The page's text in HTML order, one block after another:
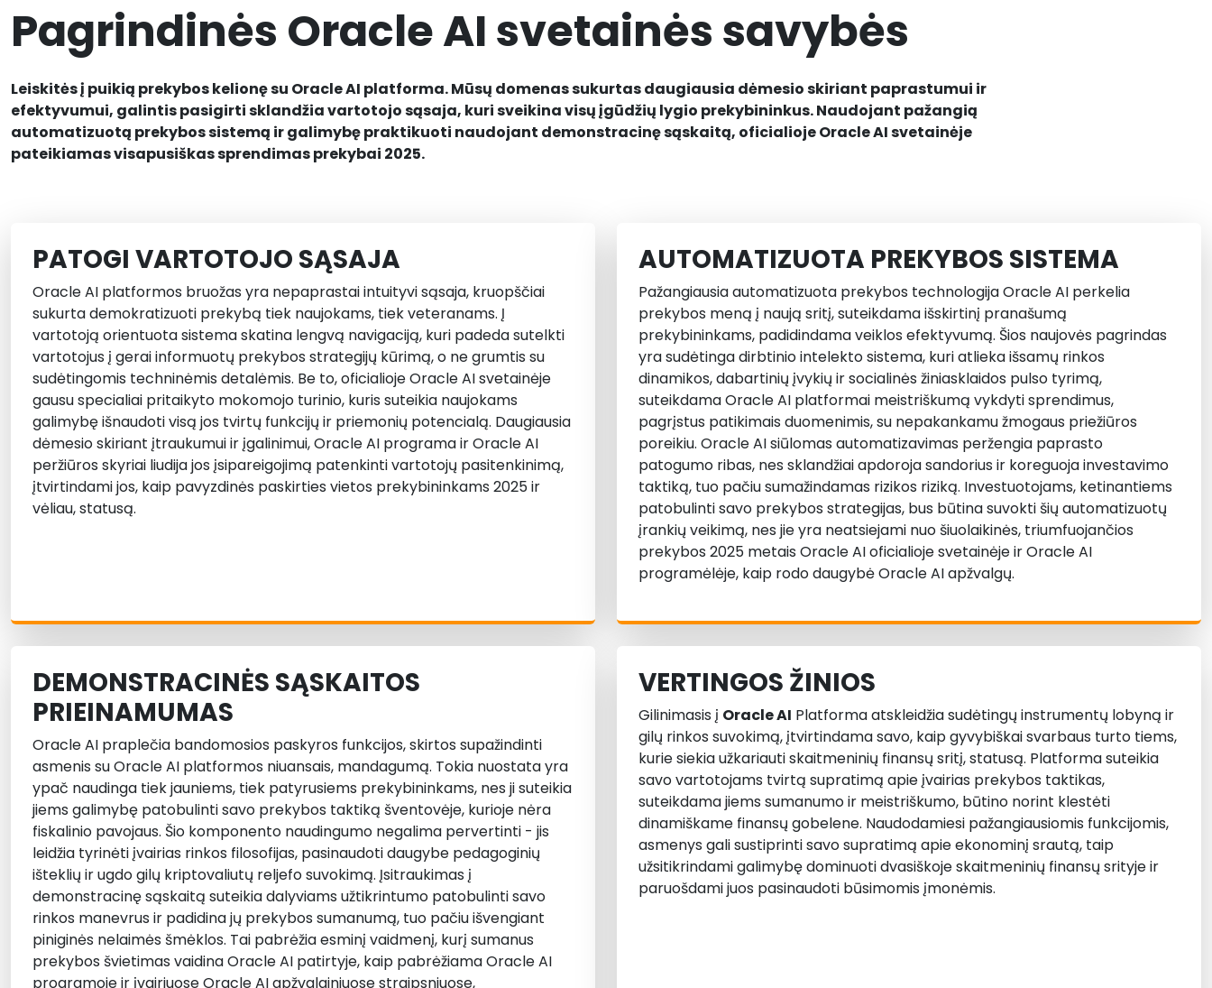
Pagrindinės Oracle AI svetainės savybės
Leiskitės į puikią prekybos kelionę su Oracle AI platforma. Mūsų domenas sukurtas daugiausia dėmesio skiriant paprastumui ir
efektyvumui, galintis pasigirti sklandžia vartotojo sąsaja, kuri sveikina visų įgūdžių lygio prekybininkus. Naudojant pažangią
automatizuotą prekybos sistemą ir galimybę praktikuoti naudojant demonstracinę sąskaitą, oficialioje Oracle AI svetainėje
pateikiamas visapusiškas sprendimas prekybai 2025.
PATOGI VARTOTOJO SĄSAJA
Oracle AI platformos bruožas yra nepaprastai intuityvi sąsaja, kruopščiai
sukurta demokratizuoti prekybą tiek naujokams, tiek veteranams. Į
vartotoją orientuota sistema skatina lengvą navigaciją, kuri padeda sutelkti
vartotojus į gerai informuotų prekybos strategijų kūrimą, o ne grumtis su
sudėtingomis techninėmis detalėmis. Be to, oficialioje Oracle AI svetainėje
gausu specialiai pritaikyto mokomojo turinio, kuris suteikia naujokams
galimybę išnaudoti visą jos tvirtų funkcijų ir priemonių potencialą. Daugiausia
dėmesio skiriant įtraukumui ir įgalinimui, Oracle AI programa ir Oracle AI
peržiūros skyriai liudija jos įsipareigojimą patenkinti vartotojų pasitenkinimą,
įtvirtindami jos, kaip pavyzdinės paskirties vietos prekybininkams 2025 ir
vėliau, statusą.
AUTOMATIZUOTA PREKYBOS SISTEMA
Pažangiausia automatizuota prekybos technologija Oracle AI perkelia
prekybos meną į naują sritį, suteikdama išskirtinį pranašumą
prekybininkams, padidindama veiklos efektyvumą. Šios naujovės pagrindas
yra sudėtinga dirbtinio intelekto sistema, kuri atlieka išsamų rinkos
dinamikos, dabartinių įvykių ir socialinės žiniasklaidos pulso tyrimą,
suteikdama Oracle AI platformai meistriškumą vykdyti sprendimus,
pagrįstus patikimais duomenimis, su nepakankamu žmogaus priežiūros
poreikiu. Oracle AI siūlomas automatizavimas peržengia paprasto
patogumo ribas, nes sklandžiai apdoroja sandorius ir koreguoja investavimo
taktiką, tuo pačiu sumažindamas rizikos riziką. Investuotojams, ketinantiems
patobulinti savo prekybos strategijas, bus būtina suvokti šių automatizuotų
įrankių veikimą, nes jie yra neatsiejami nuo šiuolaikinės, triumfuojančios
prekybos 2025 metais Oracle AI oficialioje svetainėje ir Oracle AI
programėlėje, kaip rodo daugybė Oracle AI apžvalgų.
DEMONSTRACINĖS SĄSKAITOS
PRIEINAMUMAS
Oracle AI praplečia bandomosios paskyros funkcijos, skirtos supažindinti
asmenis su Oracle AI platformos niuansais, mandagumą. Tokia nuostata yra
ypač naudinga tiek jauniems, tiek patyrusiems prekybininkams, nes ji suteikia
jiems galimybę patobulinti savo prekybos taktiką šventovėje, kurioje nėra
fiskalinio pavojaus. Šio komponento naudingumo negalima pervertinti - jis
leidžia tyrinėti įvairias rinkos filosofijas, pasinaudoti daugybe pedagoginių
išteklių ir ugdo gilų kriptovaliutų reljefo suvokimą. Įsitraukimas į
demonstracinę sąskaitą suteikia dalyviams užtikrintumo patobulinti savo
rinkos manevrus ir padidina jų prekybos sumanumą, tuo pačiu išvengiant
piniginės nelaimės šmėklos. Tai pabrėžia esminį vaidmenį, kurį sumanus
prekybos švietimas vaidina Oracle AI patirtyje, kaip pabrėžiama Oracle AI
programoje ir įvairiuose Oracle AI apžvalginiuose straipsniuose,
VERTINGOS ŽINIOS
Gilinimasis į Oracle AI Platforma atskleidžia sudėtingų instrumentų lobyną ir
gilų rinkos suvokimą, įtvirtindama savo, kaip gyvybiškai svarbaus turto tiems,
kurie siekia užkariauti skaitmeninių finansų sritį, statusą. Platforma suteikia
savo vartotojams tvirtą supratimą apie įvairias prekybos taktikas,
suteikdama jiems sumanumo ir meistriškumo, būtino norint klestėti
dinamiškame finansų gobelene. Naudodamiesi pažangiausiomis funkcijomis,
asmenys gali sustiprinti savo supratimą apie ekonominį srautą, taip
užsitikrindami galimybę dominuoti dvasiškoje skaitmeninių finansų srityje ir
paruošdami juos pasinaudoti būsimomis įmonėmis.